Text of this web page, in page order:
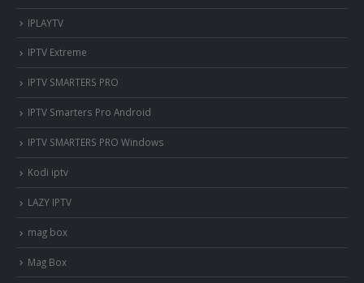
IPLAYTV
IPTV Extreme
IPTV SMARTERS PRO
IPTV Smarters Pro Android
IPTV SMARTERS PRO Windows
Kodi iptv
LAZY IPTV
mag box
Mag Box